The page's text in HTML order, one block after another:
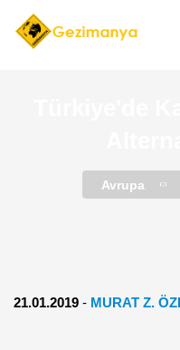
Avrupa
21.01.2019 - MURAT Z.